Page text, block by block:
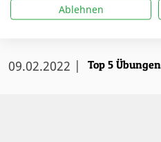
09.02.2022 | Top 5
Ablehnen